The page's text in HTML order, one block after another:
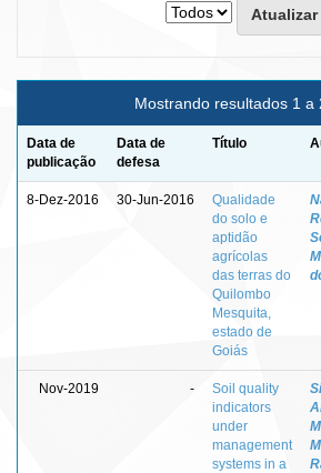
Mostrando resultados 1 a
Data de
publicação
Data de
defesa
Título
8-Dez-2016 30-Jun-2016
Qualidade
do solo e
aptidão
agrícolas
das terras do
Quilombo
Mesquita,
estado de
Goiás
Nov-2019 -
Soil quality
indicators
under
management
systems in a